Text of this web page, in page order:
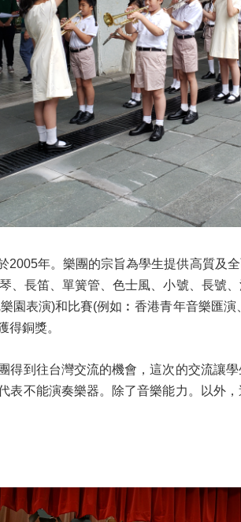
2005年。樂團的宗旨為學生提供高質及
、長笛、單簧管、色士風、小號、長號
園表演)和比賽(例如︰香港青年音樂匯
得銅獎。
得到往台灣交流的機會，這次的交流讓
表不能演奏樂器。除了音樂能力。以外